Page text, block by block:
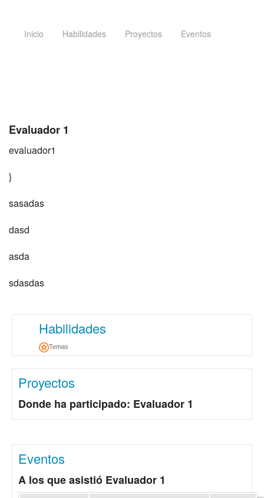
Inicio Habilidades Proyectos Eventos
Evaluador 1
evaluador1
}
sasadas
dasd
asda
sdasdas
Habilidades
Temas
Proyectos
Donde ha participado: Evaluador 1
Eventos
A los que asistió Evaluador 1